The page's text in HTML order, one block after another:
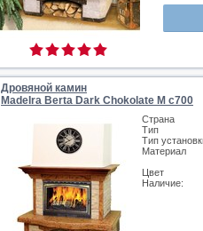
Дровяной камин
MadeIra Berta Dark Chokolate М с700
Страна
Тип
Тип
Материал
Цвет
Наличие: